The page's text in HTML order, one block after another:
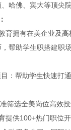
哈佛、宾大等顶尖
拥有在美企业及高
帮助学生职搭建职
帮助学生快速打
选全美岗位高效投
供100+热门职位开